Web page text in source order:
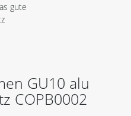
gute
GU10 alu
COPB0002